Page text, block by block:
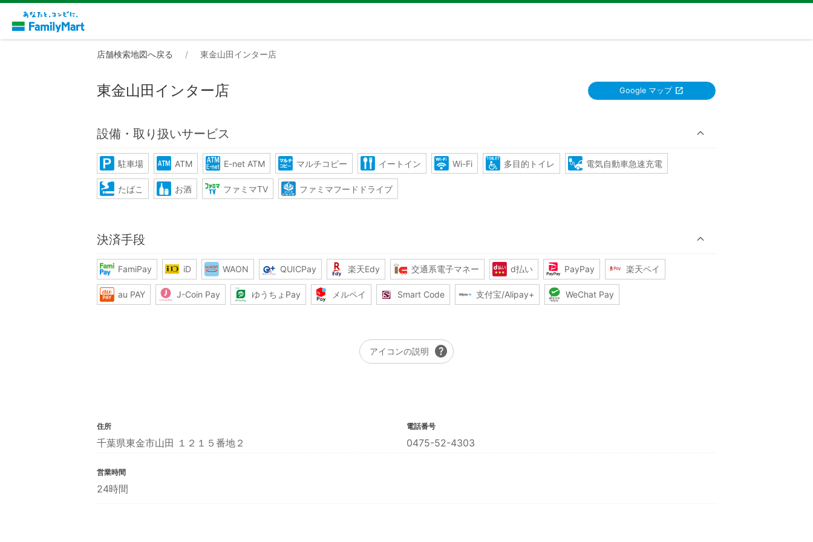
店舗検索地図へ戻る 東金山田インター店
東金山田インター店 Google マップ
設備・取り扱いサービス
駐車場 ATM E-net ATM マルチコピー イートイン Wi-Fi 多目的トイレ 電気自動車急速充電
たばこ お酒 ファミマTV ファミマフードドライブ
決済手段
FamiPay iD WAON QUICPay 楽天Edy 交通系電子マネー d払い PayPay 楽天ペイ
au PAY J-Coin Pay ゆうちょPay メルペイ Smart Code 支付宝/Alipay+ WeChat Pay
アイコンの説明 help
住所
千葉県東金市山田 １２１５番地２
電話番号
0475-52-4303
営業時間
24時間